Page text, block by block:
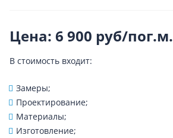
Цена: 6 900 руб/пог.м.
В стоимость входит:
Замеры;
Проектирование;
Материалы;
Изготовление;